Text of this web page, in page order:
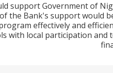
support Government of
the Bank's support would
effectively and
with local participation